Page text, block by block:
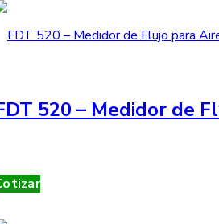
520 – Medidor de